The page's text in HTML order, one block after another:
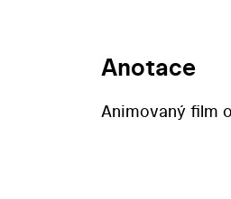
Anotace
Animovaný film